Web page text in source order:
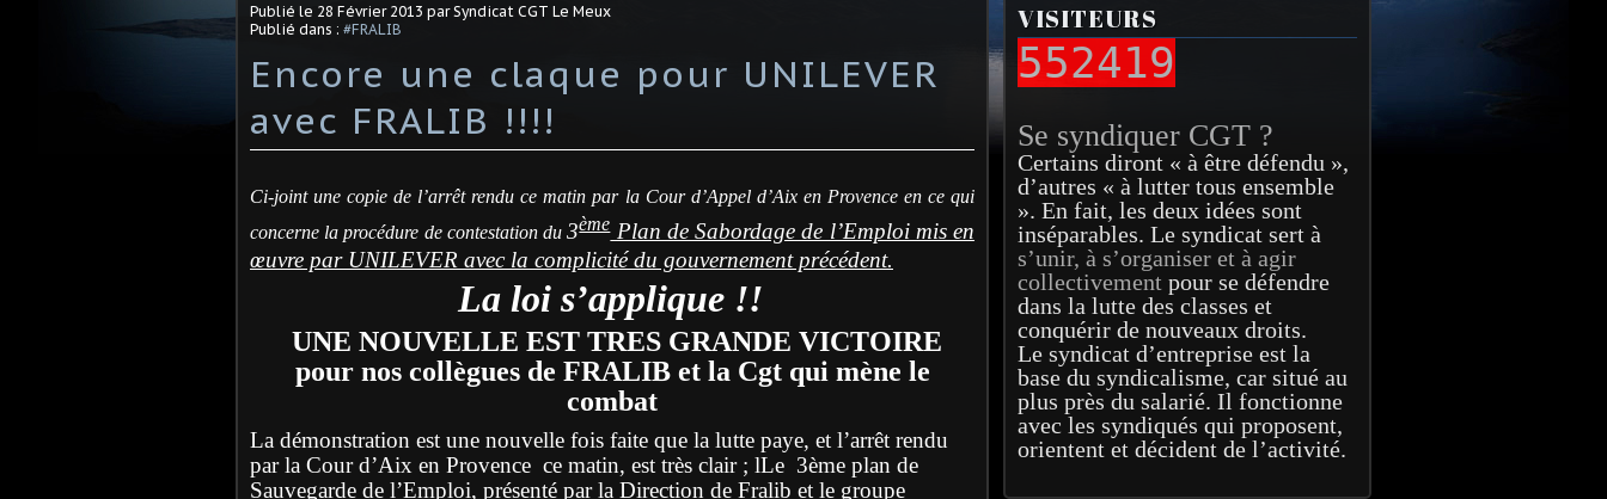
Publié le 28 Février 2013 par Syndicat CGT Le Meux
Publié dans : #FRALIB
Encore une claque pour UNILEVER
avec FRALIB !!!!
Ci-joint une copie de l’arrêt rendu ce matin par la Cour d’Appel d’Aix en Provence en ce qui
concerne la procédure de contestation du3èmePlan de Sabordage de l’Emploi mis en
œuvre par UNILEVER avec la complicité du gouvernement précédent.
La loi s’applique !!
UNE NOUVELLE EST TRES GRANDE VICTOIRE
pour nos collègues de FRALIB et la Cgt qui mène le
combat
La démonstration est une nouvelle fois faite que la lutte paye, et l’arrêt rendu
par la Cour d’Aix en Provence ce matin, est très clair ; lLe 3ème plan de
Sauvegarde de l’Emploi, présenté par la Direction de Fralib et le groupe
VISITEURS
552419
Se syndiquer CGT ?
Certains diront « à être défendu »,
d’autres « à lutter tous ensemble
». En fait, les deux idées sont
inséparables. Le syndicat sert à
s’unir, à s’organiser et à agir
collectivement pour se défendre
dans la lutte des classes et
conquérir de nouveaux droits.
Le syndicat d’entreprise est la
base du syndicalisme, car situé au
plus près du salarié. Il fonctionne
avec les syndiqués qui proposent,
orientent et décident de l’activité.